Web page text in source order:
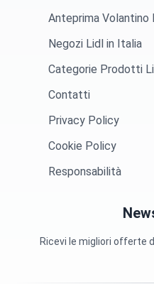
Anteprima Volantino
Negozi Lidl in Italia
Categorie Prodotti
Contatti
Privacy Policy
Cookie Policy
Responsabilità
Ricevi le migliori offerte